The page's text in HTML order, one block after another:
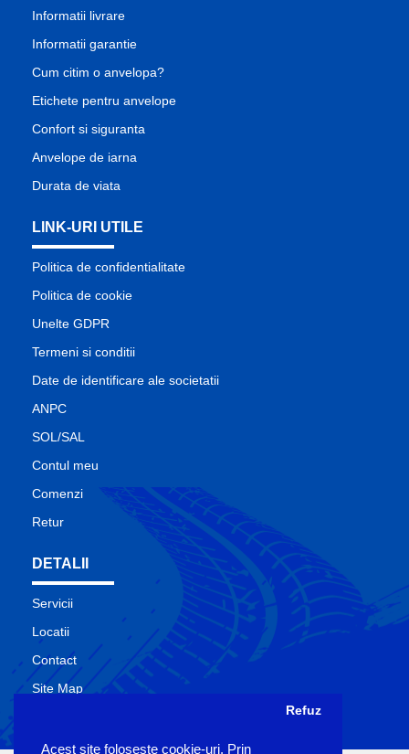
Acest site foloseşte cookie-uri. Prin
Refuz
Informatii livrare
Informatii garantie
Cum citim o anvelopa?
Etichete pentru anvelope
Confort si siguranta
Anvelope de iarna
Durata de viata
LINK-URI UTILE
Politica de confidentialitate
Politica de cookie
Unelte GDPR
Termeni si conditii
Date de identificare ale societatii
ANPC
SOL/SAL
Contul meu
Comenzi
Retur
DETALII
Servicii
Locatii
Contact
Site Map